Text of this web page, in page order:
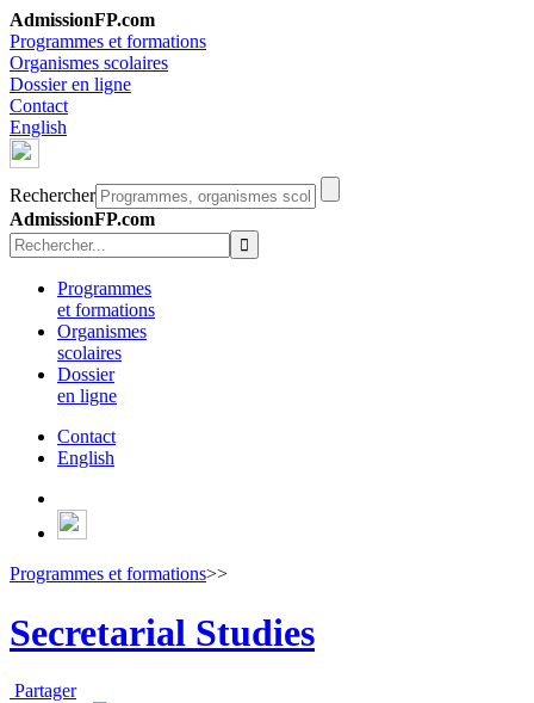
AdmissionFP.com
Programmes et formations
Organismes scolaires
Dossier en ligne
Contact
English
Rechercher
AdmissionFP.com
Programmes
et formations
Organismes
scolaires
Dossier
en ligne
Contact
English
Programmes et formations>>
Secretarial Studies
Partager